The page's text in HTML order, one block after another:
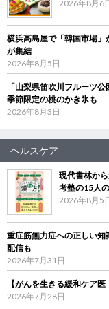
2026年8月6
横浜高島屋で「韓国市場
が集結
2026年8月5日
「山梨県笛吹川フルーツ
季節限定の桃のかき氷も
2026年8月3日
ヘルスケア
現代書林か
考塾の15人
2026年8月5
重症筋無力症への正しい
配信も
2026年7月31日
【がんを生きる緩和ケア
2026年7月28日